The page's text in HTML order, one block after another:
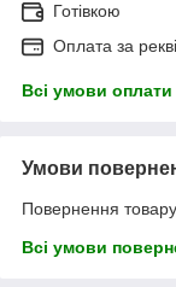
Готівкою
Оплата за
Всі умови оплати
Умови
Повернення
Всі умови